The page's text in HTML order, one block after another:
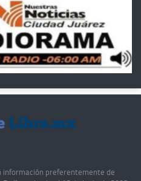
información preferentemente de